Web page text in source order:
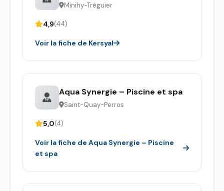
Minihy-Tréguier
4,9(44)
Voir la fiche de Kersyal
Aqua Synergie – Piscine et spa
Saint-Quay-Perros
5,0(4)
Voir la fiche de Aqua Synergie – Piscine
et spa